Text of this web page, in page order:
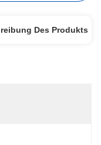
Des Produkts